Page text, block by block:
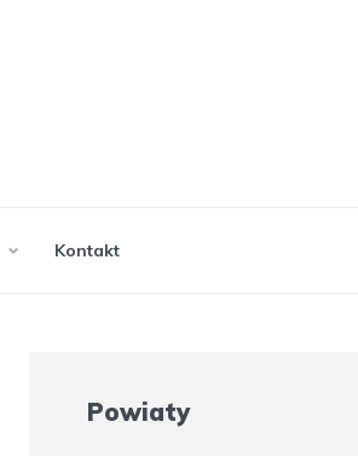
Kontakt
Powiaty